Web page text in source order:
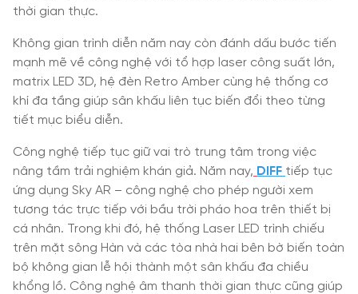
thời gian thực.
Không gian trình diễn năm nay còn đánh dấu bước tiến
mạnh mẽ về công nghệ với tổ hợp laser công suất lớn,
matrix LED 3D, hệ đèn Retro Amber cùng hệ thống cơ
khí đa tầng giúp sân khấu liên tục biến đổi theo từng
tiết mục biểu diễn.
Công nghệ tiếp tục giữ vai trò trung tâm trong việc
nâng tầm trải nghiệm khán giả. Năm nay, DIFF tiếp tục
ứng dụng Sky AR – công nghệ cho phép người xem
tương tác trực tiếp với bầu trời pháo hoa trên thiết bị
cá nhân. Trong khi đó, hệ thống Laser LED trình chiếu
trên mặt sông Hàn và các tòa nhà hai bên bờ biến toàn
bộ không gian lễ hội thành một sân khấu đa chiều
khổng lồ. Công nghệ âm thanh thời gian thực cũng giúp